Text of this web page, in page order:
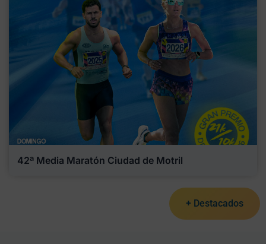
42ª Media Maratón Ciudad de Motril
+ Destacados